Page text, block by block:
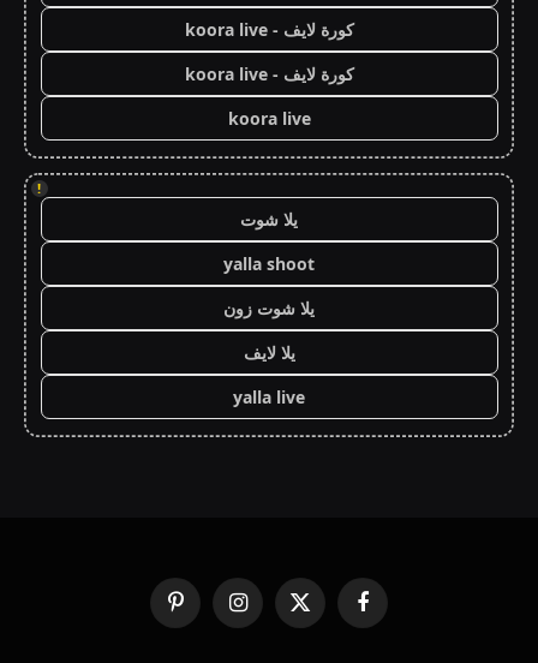
كورة لايف - koora live
كورة لايف - koora live
koora live
!
يلا شوت
yalla shoot
يلا شوت زون
يلا لايف
yalla live
فيسبوك
X
(Twitter)
الانستغرامبينتيريست